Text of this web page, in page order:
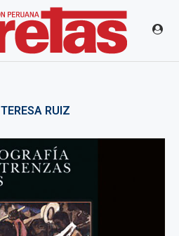
TERESA RUIZ